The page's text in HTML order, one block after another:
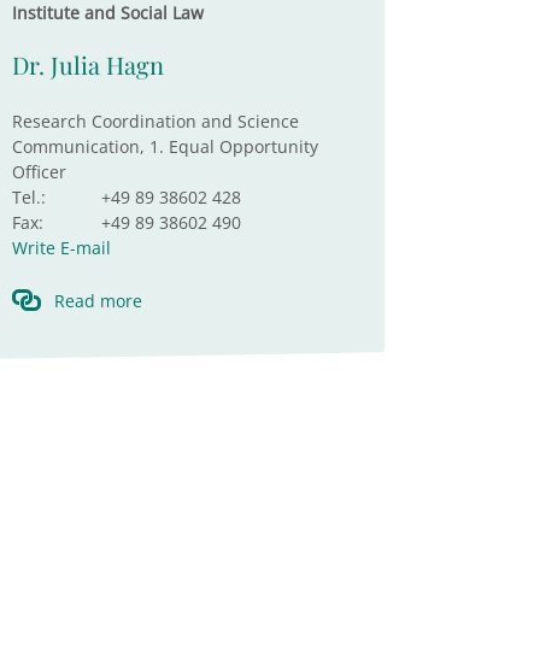
Institute and Social Law
Dr. Julia Hagn
Research Coordination and Science
Communication, 1. Equal Opportunity
Officer
Tel.:
+49 89 38602 428
Fax:
+49 89 38602 490
Write E-mail
Read more